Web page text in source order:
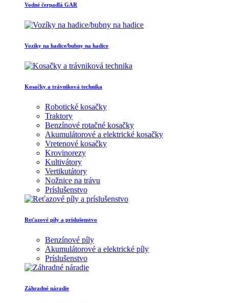
Vodné čerpadlá GAR
Vozíky na hadice/bubny na hadice
Kosačky a trávniková technika
Robotické kosačky
Traktory
Benzínové rotačné kosačky
Akumulátorové a elektrické kosačky
Vretenové kosačky
Krovinorezy
Kultivátory
Vertikutátory
Nožnice na trávu
Príslušenstvo
Reťazové píly a príslušenstvo
Benzínové píly
Akumulátorové a elektrické píly
Príslušenstvo
Záhradné náradie